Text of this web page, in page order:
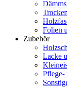
Folien
Zubehör
Lacke
Pflege-